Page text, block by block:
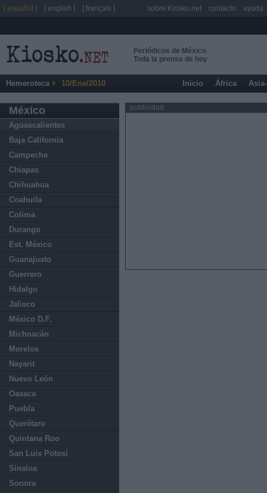
Periódicos de México
Toda la prensa de hoy
Hemeroteca 10/Ene/2010 Inicio África
México
Aguascalientes
Baja California
Campeche
Chiapas
Chihuahua
Coahuila
Colima
Durango
Est. México
Guanajuato
Guerrero
Hidalgo
Jalisco
México D.F.
Michoacán
Morelos
Nayarit
Nuevo León
Oaxaca
Puebla
Querétaro
Quintana Roo
San Luis Potosí
Sinaloa
Sonora
publicidad
[ español ] [ english ] [ français ] sobre Kiosko.net contacto ayuda